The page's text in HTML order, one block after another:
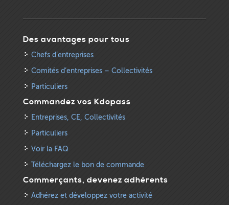
Des avantages pour tous
Chefs d’entreprises
Comités d’entreprises – Collectivités
Particuliers
Commandez vos Kdopass
Entreprises, CE, Collectivités
Particuliers
Voir la FAQ
Téléchargez le bon de commande
Commerçants, devenez adhérents
Adhérez et développez votre activité